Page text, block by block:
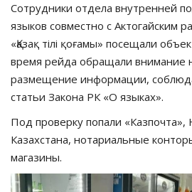
Язык
Сотрудники отдела внутренней
языков совместно с Актогайским
«Қазақ тілі қоғамы» посещали
время рейда обращали внимание
размещение информации,
статьи Закона РК «О языках».
Под проверку попали
Казахстана, нотариальные
магазины.